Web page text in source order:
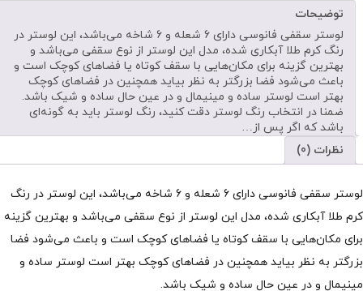
توضیحات
لوستر سقفی فانوسی دارای 6 شعله و 6 شاخه می‌باشد، این لوستر در
رنگ کرم طلا آبکاری شده، مدل این لوستر از نوع سقفی می‌باشد و
بهترین گزینه برای مکان‌هایی با سقف کوتاه یا فضاهای کوچک است و
باعث می‌شود فضا بزرگتر به نظر بیاید همچنین در فضاهای کوچک
بهتر است لوستر ساده و مینیمال و در عین حال ساده و شیک باشد.
ضمنا در انتخاب رنگ لوستر دقت کنید، رنگ لوستر باید به گونه‌ای
باشد که اگر پس از…
نظرات (0)
لوستر سقفی فانوسی دارای 6 شعله و 6 شاخه می‌باشد، این لوستر در رنگ
کرم طلا آبکاری شده، مدل این لوستر از نوع سقفی می‌باشد و بهترین گزینه
برای مکان‌هایی با سقف کوتاه یا فضاهای کوچک است و باعث می‌شود فضا
بزرگتر به نظر بیاید همچنین در فضاهای کوچک بهتر است لوستر ساده و
مینیمال و در عین حال ساده و شیک باشد.